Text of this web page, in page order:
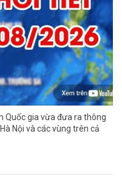
Quốc gia vừa đưa ra thông
Nội và các vùng trên cả